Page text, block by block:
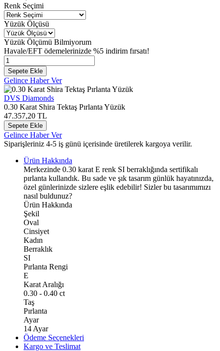
Renk Seçimi
Yüzük Ölçüsü
Yüzük Ölçümü Bilmiyorum
Havale/EFT ödemelerinizde %5 indirim fırsatı!
Sepete Ekle
Gelince Haber Ver
DVS Diamonds
0.30 Karat Shira Tektaş Pırlanta Yüzük
47.357,20 TL
Sepete Ekle
Gelince Haber Ver
Siparişleriniz 4-5 iş günü içerisinde üretilerek kargoya verilir.
Ürün Hakkında
Merkezinde 0.30 karat E renk SI berraklığında sertifikalı
pırlanta kullandık. Bu sade ve şık tasarım günlük hayatınızda,
özel günlerinizde sizlere eşlik edebilir! Sizler bu tasarımımızı
nasıl buldunuz?
Ürün Hakkında
Şekil
Oval
Cinsiyet
Kadın
Berraklık
SI
Pırlanta Rengi
E
Karat Aralığı
0.30 - 0.40 ct
Taş
Pırlanta
Ayar
14 Ayar
Ödeme Seçenekleri
Kargo ve Teslimat